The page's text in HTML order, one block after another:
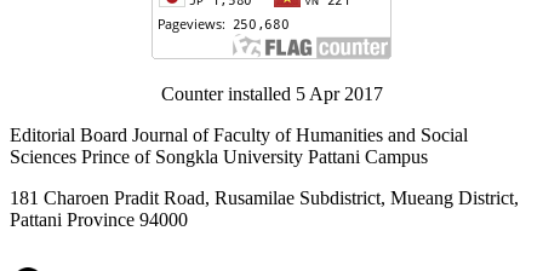
Counter installed 5 Apr 2017
Editorial Board Journal of Faculty of Humanities and Social
Sciences Prince of Songkla University Pattani Campus
181 Charoen Pradit Road, Rusamilae Subdistrict, Mueang District,
Pattani Province 94000